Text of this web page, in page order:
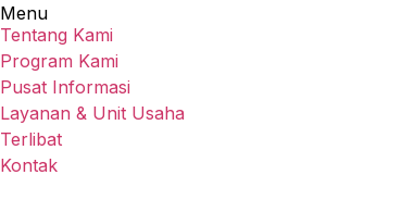
Menu
Tentang Kami
Program Kami
Pusat Informasi
Layanan & Unit Usaha
Terlibat
Kontak